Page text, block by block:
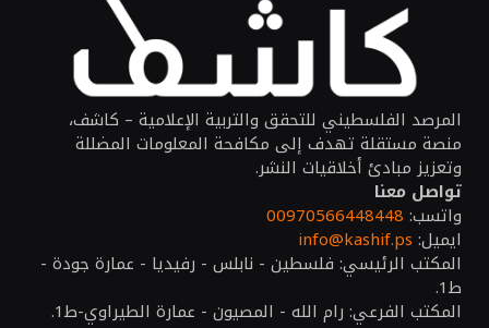
المرصد الفلسطيني للتحقق والتربية الإعلامية – كاشف،
منصة مستقلة تهدف إلى مكافحة المعلومات المضللة
وتعزيز مبادئ أخلاقيات النشر.
تواصل معنا
واتسب: 00970566448448
ايميل: info@kashif.ps
المكتب الرئيسي: فلسطين - نابلس - رفيديا - عمارة جودة -
ط1.
المكتب الفرعي: رام الله - المصيون - عمارة الطيراوي-ط1.